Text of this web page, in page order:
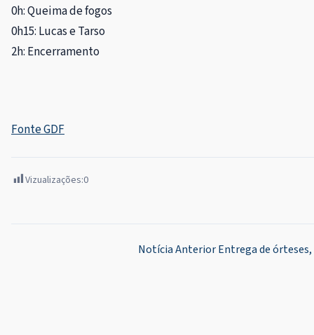
0h: Queima de fogos
0h15: Lucas e Tarso
2h: Encerramento
Fonte GDF
Vizualizações:0
Notícia Anterior Entrega de